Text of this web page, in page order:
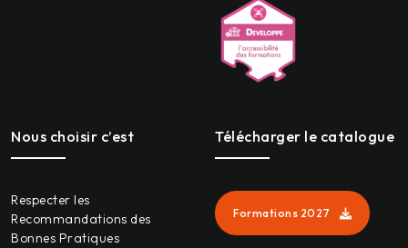
Nous choisir c’est
Respecter les
Recommandations des
Bonnes Pratiques
Télécharger le catalogue
Formations 2027